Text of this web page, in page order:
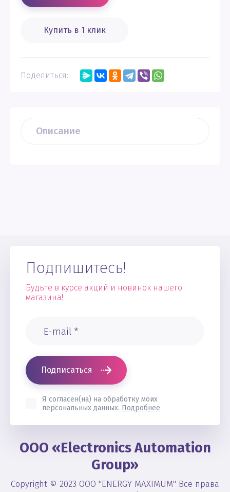
Купить в 1 клик
Поделиться:
Описание
Подпишитесь!
Будьте в курсе акций и новинок нашего
магазина!
Я согласен(на) на обработку моих
персональных данных. Подробнее
Подписаться
OOO «Electronics Automation
Group»
Copyright © 2023 ООО "ENERGY MAXIMUM" Все права